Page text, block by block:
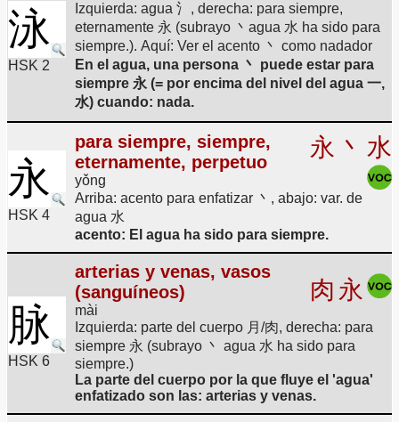
泳
HSK 2
Izquierda: agua 氵, derecha: para siempre,
eternamente 永 (subrayo 丶agua 水 ha sido para
siempre.). Aquí: Ver el acento 丶 como nadador
En el agua, una persona 丶 puede estar para
siempre 永 (= por encima del nivel del agua 一,
水) cuando: nada.
永
HSK 4
para siempre, siempre,
eternamente, perpetuo
yǒng
永 丶 水
Arriba: acento para enfatizar 丶, abajo: var. de
agua 水
acento: El agua ha sido para siempre.
脉
HSK 6
arterias y venas, vasos
(sanguíneos)
mài
肉 永
Izquierda: parte del cuerpo 月/肉, derecha: para
siempre 永 (subrayo 丶 agua 水 ha sido para
siempre.)
La parte del cuerpo por la que fluye el 'agua'
enfatizado son las: arterias y venas.